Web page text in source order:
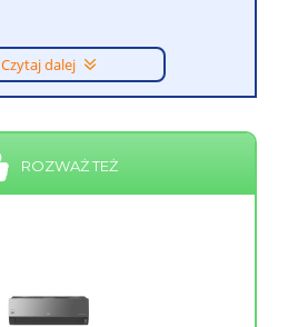
Czytaj dalej
ROZWAŻ TEŻ